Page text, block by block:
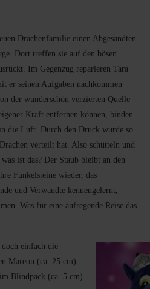
Drachenfamilie einen Abgesandten
Dort treffen sie auf den bösen
Im Gegenzug reparieren Tara
er seinen Aufgaben nachkommen
der wunderschön verzierten Quelle
Kraft entfernen können, binden
die Luft. Durch den Druck wurde so
verteilt hat. Also schütteln und
ist das? Der Staub bleibt an den
Funkelsteine wieder, das
und Verwandte kennengelernt,
Was für eine aufregende Reise das
einfach die
Mareon (ca. 25 cm)
Blindpack (ca. 5 cm)